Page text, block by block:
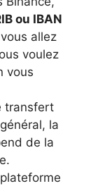
ou IBAN
allez
voulez
vous
transfert
la
de la
plateforme